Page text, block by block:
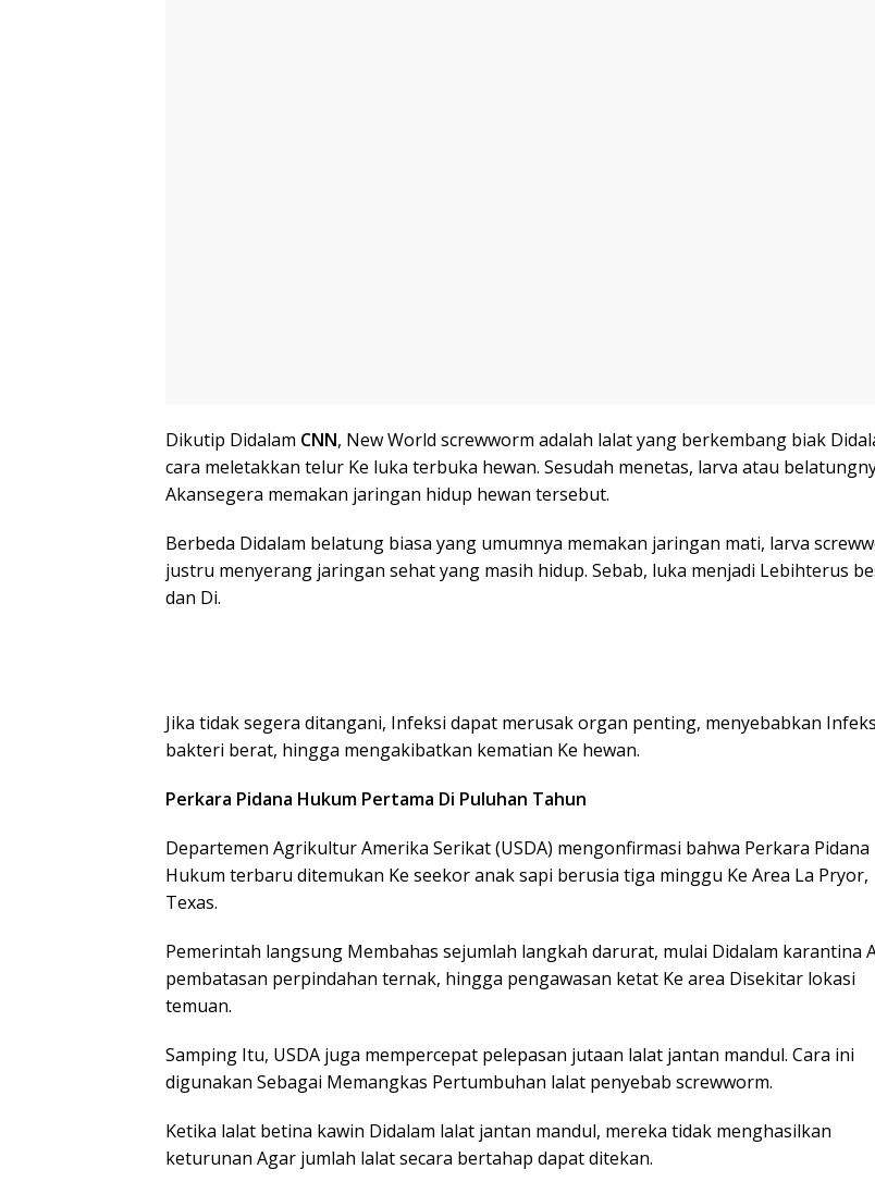
Dikutip Didalam CNN, New World screwworm adalah lalat yang berkembang biak
cara meletakkan telur Ke luka terbuka hewan. Sesudah menetas, larva atau
Akansegera memakan jaringan hidup hewan tersebut.
Berbeda Didalam belatung biasa yang umumnya memakan jaringan mati, larva
justru menyerang jaringan sehat yang masih hidup. Sebab, luka menjadi Lebihterus
dan Di.
Jika tidak segera ditangani, Infeksi dapat merusak organ penting, menyebabkan
bakteri berat, hingga mengakibatkan kematian Ke hewan.
Perkara Pidana Hukum Pertama Di Puluhan Tahun
Departemen Agrikultur Amerika Serikat (USDA) mengonfirmasi bahwa Perkara Pidana
Hukum terbaru ditemukan Ke seekor anak sapi berusia tiga minggu Ke Area La Pryor,
Texas.
Pemerintah langsung Membahas sejumlah langkah darurat, mulai Didalam karantina
pembatasan perpindahan ternak, hingga pengawasan ketat Ke area Disekitar lokasi
temuan.
Samping Itu, USDA juga mempercepat pelepasan jutaan lalat jantan mandul. Cara ini
digunakan Sebagai Memangkas Pertumbuhan lalat penyebab screwworm.
Ketika lalat betina kawin Didalam lalat jantan mandul, mereka tidak menghasilkan
keturunan Agar jumlah lalat secara bertahap dapat ditekan.